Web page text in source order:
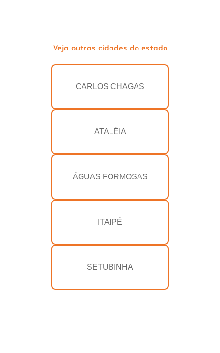
Veja outras cidades do estado
CARLOS CHAGAS
ATALÉIA
ÁGUAS FORMOSAS
ITAIPÉ
SETUBINHA